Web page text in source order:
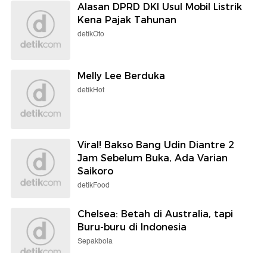
Alasan DPRD DKI Usul Mobil Listrik
Kena Pajak Tahunan
detikOto
Melly Lee Berduka
detikHot
Viral! Bakso Bang Udin Diantre 2
Jam Sebelum Buka, Ada Varian
Saikoro
detikFood
Chelsea: Betah di Australia, tapi
Buru-buru di Indonesia
Sepakbola